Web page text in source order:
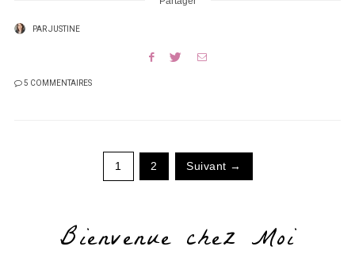
PARJUSTINE
5 COMMENTAIRES
1 2 Suivant →
Bienvenue chez Moi